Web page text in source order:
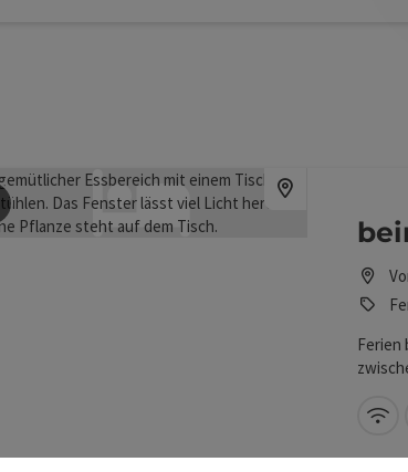
Beitrag merken: beim Tischler
Ferien